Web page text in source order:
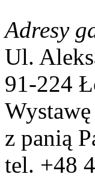
Adresy
Ul.
91-224
z panią
tel. +48